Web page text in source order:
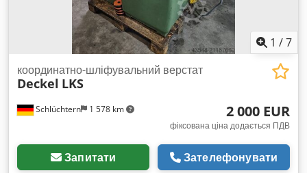
1 /7
Schlüchtern 1 578 km
координатно-шліфувальний верстат
Deckel LKS
2 000 EUR
фіксована ціна додається ПДВ
Запитати Зателефонувати